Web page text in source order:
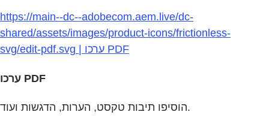
https://main--dc--adobecom.aem.live/dc-
shared/assets/images/product-icons/frictionless-
svg/edit-pdf.svg | ערכו PDF
ערכו PDF
הוסיפו תיבות טקסט, הערות, הדגשות ועוד.